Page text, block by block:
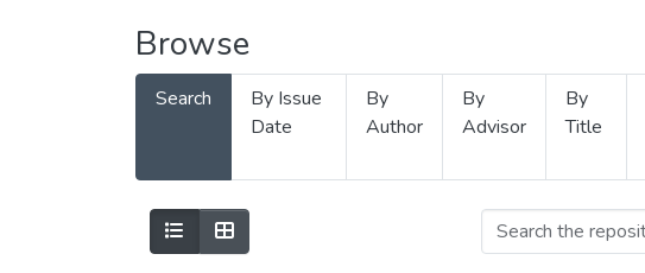
Browse
Search
By Issue
Date
By
Author
By
Advisor
By
Title